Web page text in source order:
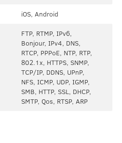
iOS, Android
FTP, RTMP, IPv6,
Bonjour, IPv4, DNS,
RTCP, PPPoE, NTP, RTP,
802.1x, HTTPS, SNMP,
TCP/IP, DDNS, UPnP,
NFS, ICMP, UDP, IGMP,
SMB, HTTP, SSL, DHCP,
SMTP, Qos, RTSP, ARP